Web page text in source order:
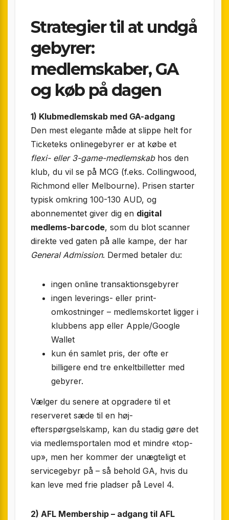
Strategier til at undgå
gebyrer:
medlemskaber, GA
og køb på dagen
1) Klubmedlemskab med GA-adgang
Den mest elegante måde at slippe helt for
Ticketeks online­gebyrer er at købe et
flexi- eller 3-game-medlemskabhos den
klub, du vil se på MCG (f.eks. Collingwood,
Richmond eller Melbourne). Prisen starter
typisk omkring 100-130 AUD, og
abonnementet giver dig en digital
medlems-barcode, som du blot scanner
direkte ved gaten på alle kampe, der har
General Admission. Dermed betaler du:
ingen online transaktionsgebyrer
ingen leverings- eller print-
omkostninger – medlemskortet ligger i
klubbens app eller Apple/Google
Wallet
kun én samlet pris, der ofte er
billigere end tre enkeltbilletter med
gebyrer.
Vælger du senere at opgradere til et
reserveret sæde til en høj­
efterspørgselskamp, kan du stadig gøre det
via medlemsportalen mod et mindre «top-
up», men her kommer der unægteligt et
servicegebyr på – så behold GA, hvis du
kan leve med frie pladser på Level 4.
2) AFL Membership – adgang til AFL